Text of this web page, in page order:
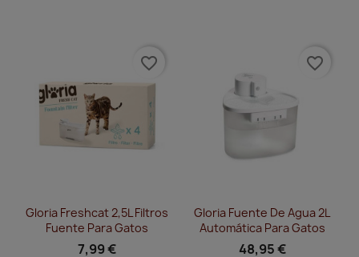
Vista rápida
Gloria Freshcat 2,5L Filtros
Fuente Para Gatos
7,99 €
favorite_border
Vista rápida
Gloria Fuente De Agua 2L
Automática Para Gatos
48,95 €
favorite_border